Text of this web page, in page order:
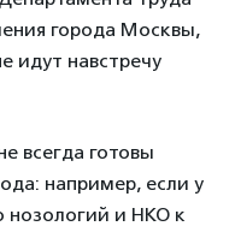
города Москвы,
идут навстречу
всегда готовы
например, если у
нозологий и НКО к